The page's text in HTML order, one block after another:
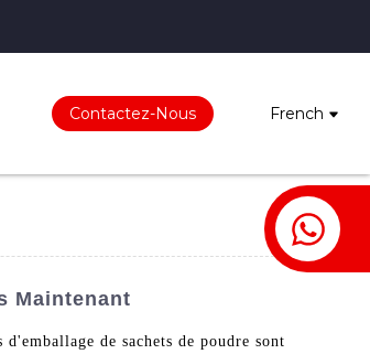
Contactez-Nous French
Maintenant
de sachets de poudre sont